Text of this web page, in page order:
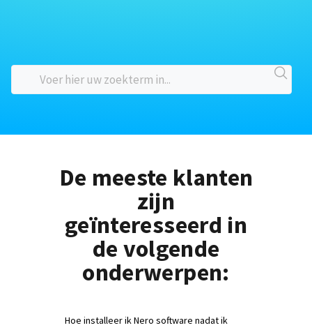
De meeste klanten
zijn
geïnteresseerd in
de volgende
onderwerpen:
Hoe installeer ik Nero software nadat ik